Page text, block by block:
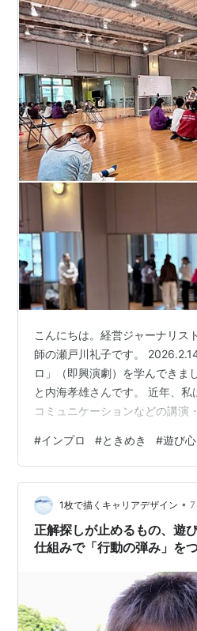
こんにちは。経営ジャーナリス
師の瀬戸川礼子です。
ロ」（即興演劇）を学んできま
と内海孝雄さんです。 近年、
コミュニケーションなどの講演
んブラッシュアップして、より
んです。 そこで出会ったのが
れますが、演劇ばかりするので
ク」「ゲーム」「即興の寸劇」
くさんありまして、それらの実
の検閲官に気付いたり、…
#インプロ #ときめき #遊び心
1枚で描くキャリアデザイン •
正解探しが止めるもの、
仕組みで「行動の弾み」を